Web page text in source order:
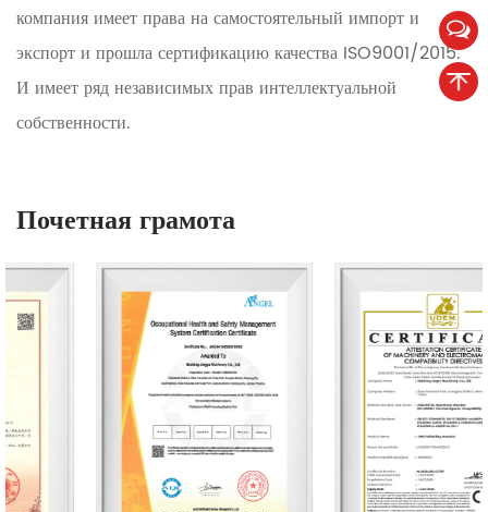
компания имеет права на самостоятельный импорт и
экспорт и прошла сертификацию качества ISO9001/2015.
И имеет ряд независимых прав интеллектуальной
собственности.
Почетная грамота